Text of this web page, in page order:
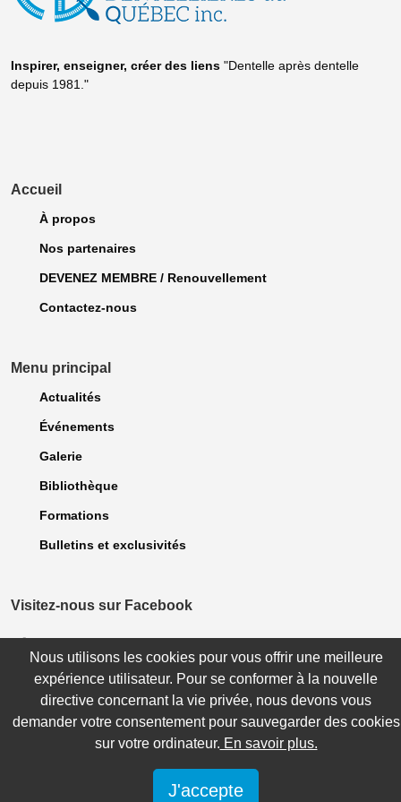
Inspirer, enseigner, créer des liens "Dentelle après dentelle
depuis 1981."
Accueil
À propos
Nos partenaires
DEVENEZ MEMBRE / Renouvellement
Contactez-nous
Menu principal
Actualités
Événements
Galerie
Bibliothèque
Formations
Bulletins et exclusivités
Visitez-nous sur Facebook
© 2023 Association des dentellières du Québec. Tous droits Réservés. |
Politique de confidentialité| Site réalisé par WebCONCEPT Plus inc.
Nous utilisons les cookies pour vous offrir une meilleure
expérience utilisateur. Pour se conformer à la nouvelle
directive concernant la vie privée, nous devons vous
demander votre consentement pour sauvegarder des cookies
sur votre ordinateur. En savoir plus.
J'accepte